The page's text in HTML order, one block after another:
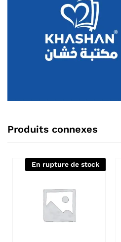
Produits connexes
En rupture de stock